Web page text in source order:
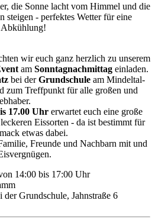
die Sonne lacht vom Himmel und die
steigen - perfektes Wetter für eine
Abkühlung!
wir euch ganz herzlich zu unserem
am Sonntagnachmittag einladen.
bei derGrundschule am Mindeltal-
zum Treffpunkt für alle großen und
17.00 Uhr erwartet euch eine große
Eissorten - da ist bestimmt für
etwas dabei.
Freunde und Nachbarn mit und
14:00 bis 17:00 Uhr
Grundschule, Jahnstraße 6